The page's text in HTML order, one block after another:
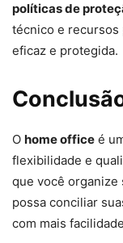
políticas de
técnico e recursos
eficaz e protegida.
O home office é
flexibilidade e
que você organize
possa conciliar
com mais